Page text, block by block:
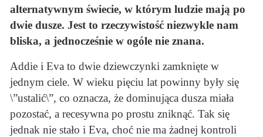
alternatywnym świecie, w którym ludzie mają po
dwie dusze. Jest to rzeczywistość niezwykle nam
bliska, a jednocześnie w ogóle nie znana.
Addie i Eva to dwie dziewczynki zamknięte w
jednym ciele. W wieku pięciu lat powinny były się
\”ustalić\”, co oznacza, że dominująca dusza miała
pozostać, a recesywna po prostu zniknąć. Tak się
jednak nie stało i Eva, choć nie ma żadnej kontroli